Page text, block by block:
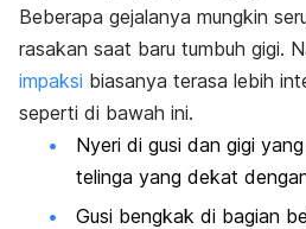
Beberapa gejalanya mungkin
rasakan saat baru tumbuh gigi.
impaksi biasanya terasa lebih
seperti di bawah ini.
Nyeri di gusi dan gigi
telinga yang dekat
Gusi bengkak di bagian